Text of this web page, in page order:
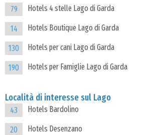
79 Hotels 4 stelle Lago di Garda
14 Hotels Boutique Lago di Garda
130 Hotels per cani Lago di Garda
190 Hotels per Famiglie Lago di Garda
Località di interesse sul Lago
43 Hotels Bardolino
20 Hotels Desenzano